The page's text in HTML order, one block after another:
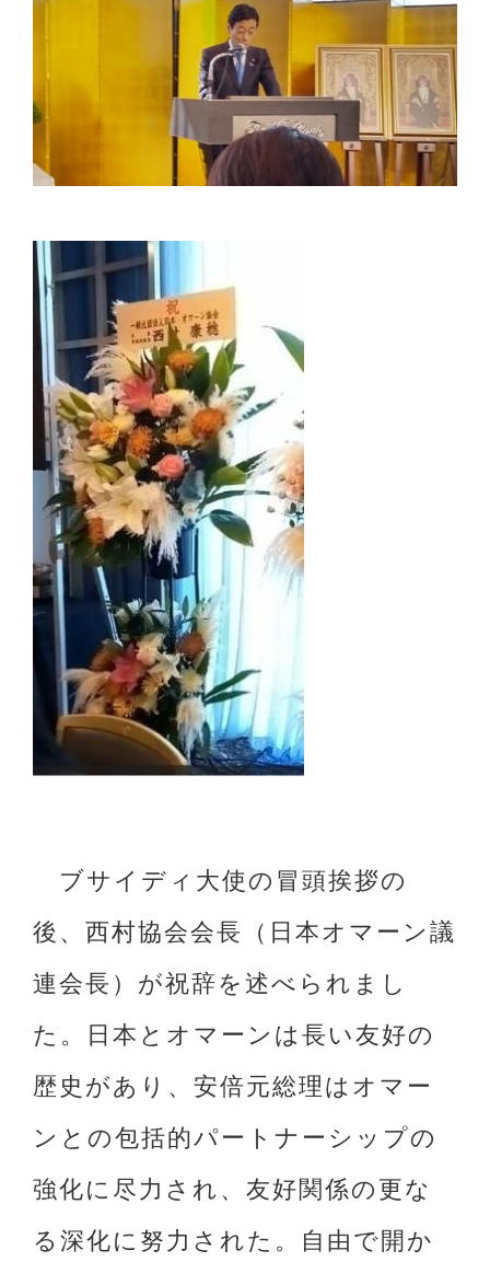
ブサイディ大使の冒頭挨拶の
後、西村協会会長（日本オマーン議
連会長）が祝辞を述べられまし
た。日本とオマーンは長い友好の
歴史があり、安倍元総理はオマー
ンとの包括的パートナーシップの
強化に尽力され、友好関係の更な
る深化に努力された。自由で開か